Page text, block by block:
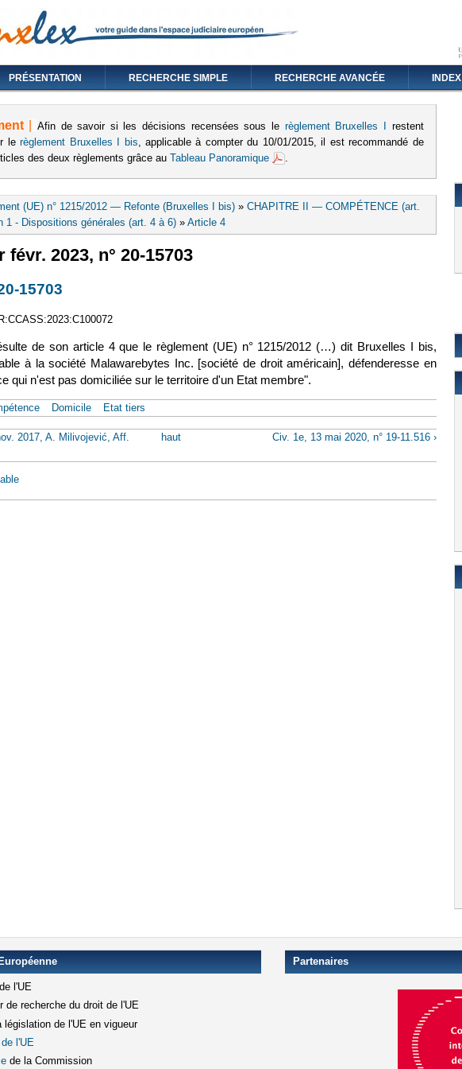
PRÉSENTATION RECHERCHE SIMPLE RECHERCHE AVANCÉE INDEX
Afin de savoir si les décisions recensées sous le règlement Bruxelles I
restent
lerèglement Bruxelles I bis, applicable à compter du 10/01/2015, il est recommandé de
des deux règlements grâce au Tableau Panoramique .
(UE) n° 1215/2012 — Refonte (Bruxelles I bis) » CHAPITRE II — COMPÉTENCE (art.
1 - Dispositions générales (art. 4 à 6) » Article 4
févr. 2023, n° 20-15703
15703
de son article 4 que le règlement (UE) n° 1215/2012 (…) dit Bruxelles I bis,
à la société Malawarebytes Inc. [société de droit américain], défenderesse en
qui n'est pas domiciliée sur le territoire d'un Etat membre".
Domicile Etat tiers
2017, A. Milivojević, Aff.
haut Civ. 1e, 13 mai 2020, n° 19-11.516 ›
externe)
l'UE
externe)
de recherche du droit de l'UE
est externe)de l'UE en vigueur
l'UE(le lien est externe)
(le lien est externe)
de la Commission
Partenaires